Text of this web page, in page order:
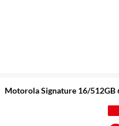
Motorola Signature 16/